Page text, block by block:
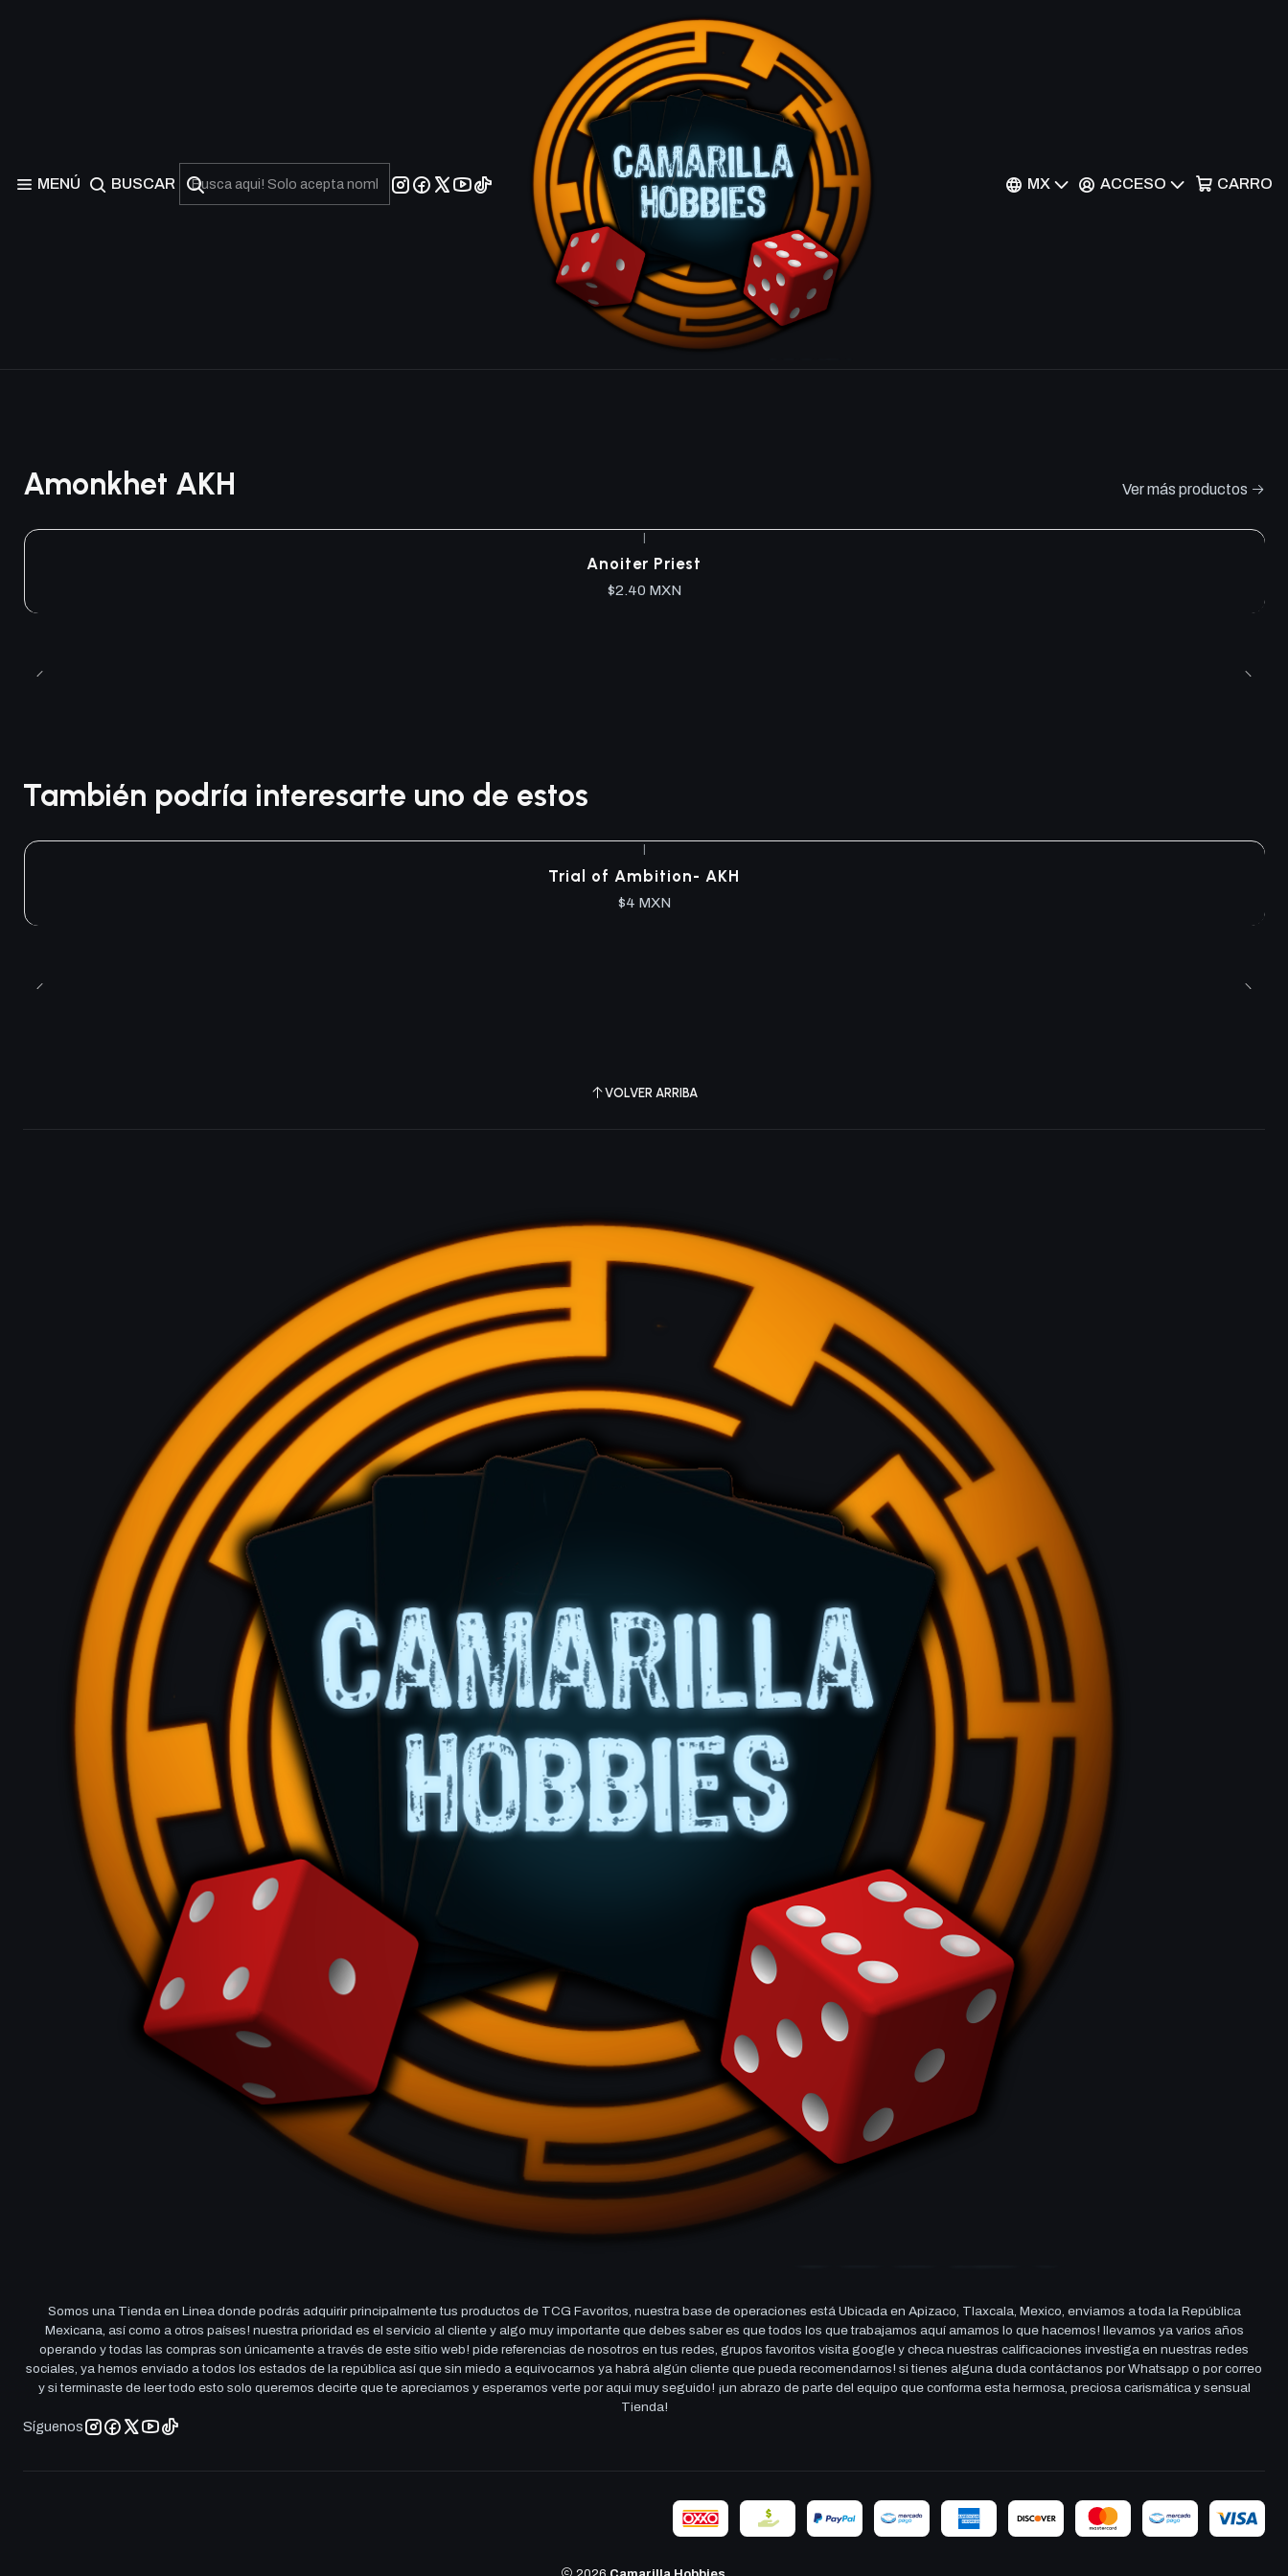
MENÚ BUSCAR MX ACCESO CARRO
Trial of Zeal - AKH
Cantidad
Agregar al Carrito
|
Mostrar stock de ubicaciones
COMPARTIR ESTE PRODUCTO
Amonkhet AKH Ver más productos
Anoiter Priest
$2.40 MXN
También podría interesarte uno de estos
Trial of Ambition- AKH
$4 MXN
VOLVER ARRIBA
Somos una Tienda en Linea donde podrás adquirir principalmente tus productos de TCG Favoritos, nuestra base de operaciones está Ubicada en Apizaco, Tlaxcala, Mexico, enviamos a toda la República
Mexicana, así como a otros países! nuestra prioridad es el servicio al cliente y algo muy importante que debes saber es que todos los que trabajamos aquí amamos lo que hacemos! llevamos ya varios años
operando y todas las compras son únicamente a través de este sitio web! pide referencias de nosotros en tus redes, grupos favoritos visita google y checa nuestras calificaciones investiga en nuestras redes
sociales, ya hemos enviado a todos los estados de la república así que sin miedo a equivocarnos ya habrá algún cliente que pueda recomendarnos! si tienes alguna duda contáctanos por Whatsapp o por correo
y si terminaste de leer todo esto solo queremos decirte que te apreciamos y esperamos verte por aqui muy seguido! ¡un abrazo de parte del equipo que conforma esta hermosa, preciosa carismática y sensual
Tienda!
Síguenos